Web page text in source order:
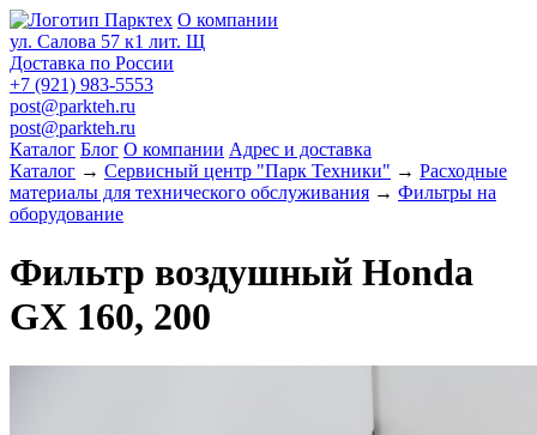
О компании
ул. Салова 57 к1 лит. Щ
Доставка по России
+7 (921) 983-5553
post@parkteh.ru
post@parkteh.ru
Каталог Блог О компании Адрес и доставка
Каталог → Сервисный центр "Парк Техники" → Расходные
материалы для технического обслуживания → Фильтры на
оборудование
Фильтр воздушный Honda
GX 160, 200